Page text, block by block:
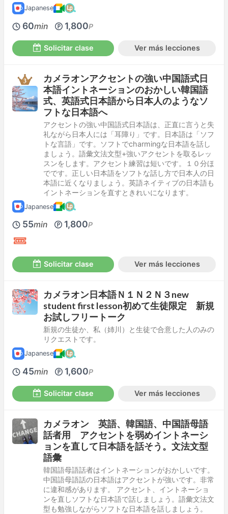
Japanese
60min 1,800P
Solicitar clase Ver más lecciones
カメラオンアクセントの強い中国語式日
本語イントネーションのおかしい韓国語
式、英語式日本語から日本人のようなソ
フトな日本語へ
アクセントの強い中国語式日本語は、正直に言うと失
礼ながら日本人には「耳障り」です。日本語は「ソフ
トな言語」です。ソフトでcharmingな日本語を話し
ましょう。語彙文法文型+強いアクセントを取るレッ
スンをします。アクセント練習は短いです。１０分ほ
でです。正しい日本語をソフトな話し方で日本人の日
本語に近くなりましょう。英語ネイティブの日本語も
イントネーションを直すときれいになります。
Japanese
55min 1,800P
Solicitar clase Ver más lecciones
カメラオン日本語Ｎ１Ｎ２Ｎ３new
student first lesson初めて生徒限定 新規
お試しフリートーク
新規の生徒か、私（姉川）と生徒で合意した人のみの
リクエストです。
Japanese
45min 1,600P
Solicitar clase Ver más lecciones
カメラオン 英語、韓国語、中国語母語
話者用 アクセントを弱めイントネーシ
ョンを直して日本語を話そう。文法文型
語彙
韓国語母語話者はイントネーションがおかしいです。
中国語母語話の日本語はアクセントが強いです。非常
に違和感があります。 アクセント、イントネーショ
ンを直しソフトな日本語で話しましょう。語彙文法文
型も勉強しながらソフトな日本語を話しましょう。